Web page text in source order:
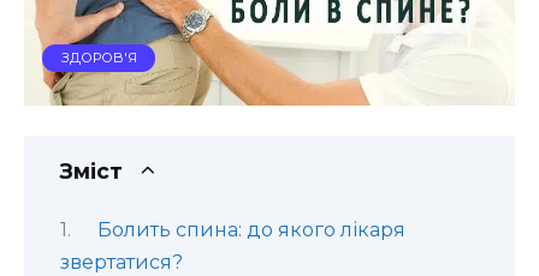
ЗДОРОВ'Я
Зміст
Болить спина: до якого лікаря
звертатися?